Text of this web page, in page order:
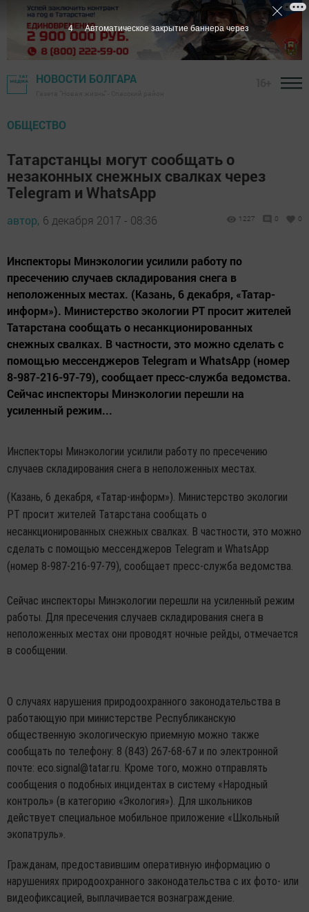
НОВОСТИ БОЛГАРА
ОБЩЕСТВО
Татарстанцы могут сообщать о
незаконных снежных свалках через
Telegram и WhatsApp
автор, 6 декабря 2017 - 08:36 1227 0 0
Инспекторы Минэкологии усилили работу по
пресечению случаев складирования снега в
неположенных местах. (Казань, 6 декабря, «Татар-
информ»). Министерство экологии РТ просит жителей
Татарстана сообщать о несанкционированных
снежных свалках. В частности, это можно сделать с
помощью мессенджеров Telegram и WhatsApp (номер
8-987-216-97-79), сообщает пресс-служба ведомства.
Сейчас инспекторы Минэкологии перешли на
усиленный режим...
Инспекторы Минэкологии усилили работу по пресечению
случаев складирования снега в неположенных местах.
(Казань, 6 декабря, «Татар-информ»). Министерство экологии
РТ просит жителей Татарстана сообщать о
несанкционированных снежных свалках. В частности, это можно
сделать с помощью мессенджеров Telegram и WhatsApp
(номер 8-987-216-97-79), сообщает пресс-служба ведомства.
Сейчас инспекторы Минэкологии перешли на усиленный режим
работы. Для пресечения случаев складирования снега в
неположенных местах они проводят ночные рейды, отмечается
в сообщении.
О случаях нарушения природоохранного законодательства в
работающую при министерстве Республиканскую
общественную экологическую приемную можно также
сообщать по телефону: 8 (843) 267-68-67 и по электронной
почте: eco.signal@tatar.ru. Кроме того, можно отправлять
сообщения о подобных инцидентах в систему «Народный
контроль» (в категорию «Экология»). Для школьников
действует специальное мобильное приложение «Школьный
экопатруль».
Гражданам, предоставившим оперативную информацию о
нарушениях природоохранного законодательства с их фото- или
видеофиксацией, выплачивается вознаграждение.
4 Автоматическое закрытие баннера через